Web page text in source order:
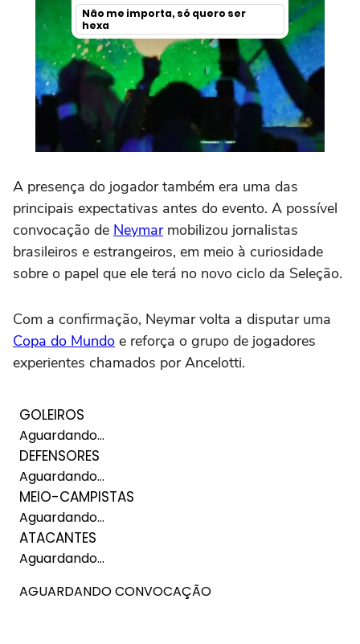
A presença do jogador também era uma das
principais expectativas antes do evento. A possível
convocação de Neymarmobilizou jornalistas
brasileiros e estrangeiros, em meio à curiosidade
sobre o papel que ele terá no novo ciclo da Seleção.
Com a confirmação, Neymar volta a disputar uma
Copa do Mundo e reforça o grupo de jogadores
experientes chamados por Ancelotti.